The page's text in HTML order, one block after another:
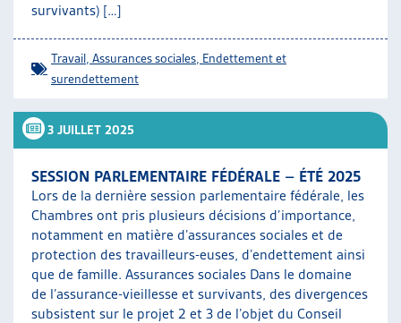
survivants) […]
Travail Assurances sociales Endettement et
surendettement
3 JUILLET 2025
SESSION PARLEMENTAIRE FÉDÉRALE – ÉTÉ 2025
Lors de la dernière session parlementaire fédérale, les
Chambres ont pris plusieurs décisions d’importance,
notamment en matière d’assurances sociales et de
protection des travailleurs-euses, d’endettement ainsi
que de famille. Assurances sociales Dans le domaine
de l’assurance-vieillesse et survivants, des divergences
subsistent sur le projet 2 et 3 de l’objet du Conseil